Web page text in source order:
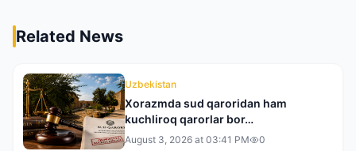
Related News
Uzbekistan
Xorazmda sud qaroridan ham
kuchliroq qarorlar bor…
August 3, 2026 at 03:41 PM 0